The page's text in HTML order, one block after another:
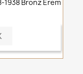
1938 Bronz Érem